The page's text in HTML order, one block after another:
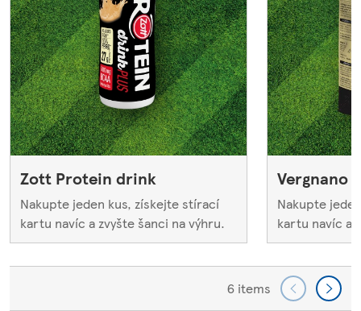
Zott Protein drink
Nakupte jeden kus, získejte stírací
kartu navíc a zvyšte šanci na výhru.
Vergnano
Nakupte
kartu navíc a
6 items